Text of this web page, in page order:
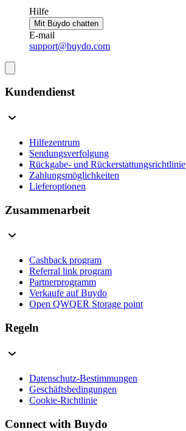
Hilfe
Mit Buydo chatten
E-mail
support@buydo.com
Kundendienst
Hilfezentrum
Sendungsverfolgung
Rückgabe- und Rückerstattungsrichtlinie
Zahlungsmöglichkeiten
Lieferoptionen
Zusammenarbeit
Cashback program
Referral link program
Partnerprogramm
Verkaufe auf Buydo
Open QWQER Storage point
Regeln
Datenschutz-Bestimmungen
Geschäftsbedingungen
Cookie-Richtlinie
Connect with Buydo